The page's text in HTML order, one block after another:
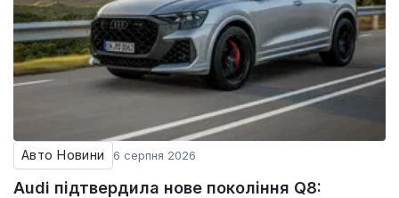
Авто Новини 6 серпня 2026
Audi підтвердила нове покоління Q8: